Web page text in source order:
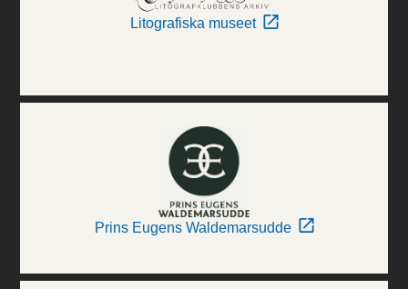
Litografiska museet
Prins Eugens Waldemarsudde